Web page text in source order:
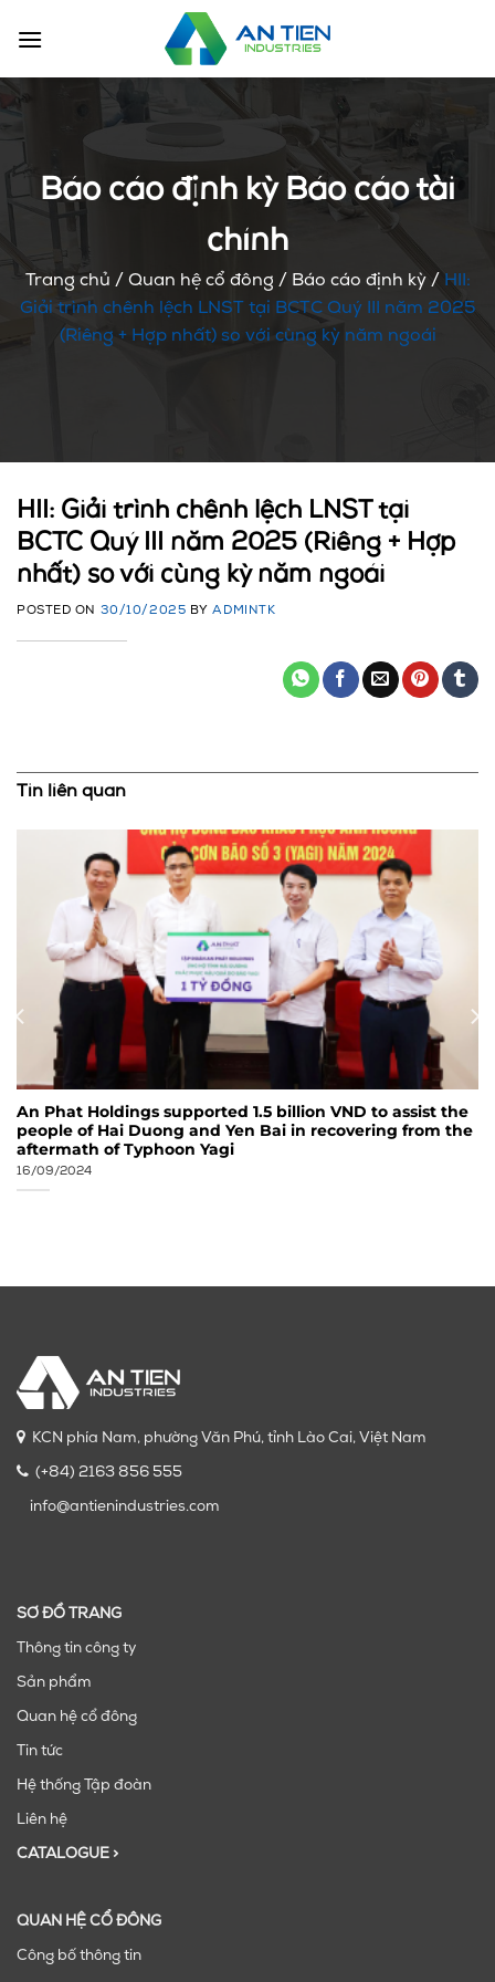
Báo cáo định kỳ Báo cáo tài
chính
Trang chủ / Quan hệ cổ đông / Báo cáo định kỳ/ HII:
Giải trình chênh lệch LNST tại BCTC Quý III năm 2025
(Riêng + Hợp nhất) so với cùng kỳ năm ngoái
HII: Giải trình chênh lệch LNST tại
BCTC Quý III năm 2025 (Riêng + Hợp
nhất) so với cùng kỳ năm ngoái
POSTED ON 30/10/2025 BYADMINTK
Tin liên quan
An Phat Holdings supported 1.5 billion VND to assist the
people of Hai Duong and Yen Bai in recovering from the
aftermath of Typhoon Yagi
16/09/2024
KCN phía Nam, phường Văn Phú, tỉnh Lào Cai, Việt Nam
(+84) 2163 856 555
info@antienindustries.com
SƠ ĐỒ TRANG
Thông tin công ty
Sản phẩm
Quan hệ cổ đông
Tin tức
Hệ thống Tập đoàn
Liên hệ
CATALOGUE >
QUAN HỆ CỔ ĐÔNG
Công bố thông tin